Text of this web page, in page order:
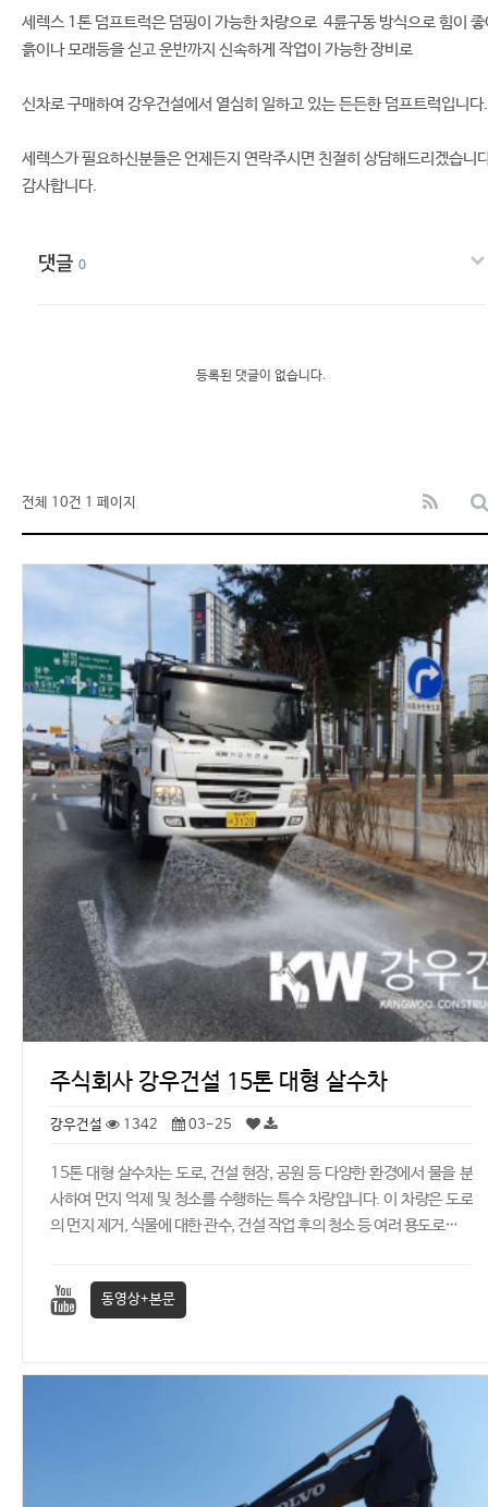
세렉스 1톤 덤프트럭은 덤핑이 가능한 차량으로 4륜구동 방식으로 힘이 좋
흙이나 모래등을 싣고 운반까지 신속하게 작업이 가능한 장비로
신차로 구매하여 강우건설에서 열심히 일하고 있는 든든한 덤프트럭입니다.
세렉스가 필요하신분들은 언제든지 연락주시면 친절히 상담해드리겠습니
감사합니다.
댓글 0
등록된 댓글이 없습니다.
전체 10건 1 페이지
주식회사 강우건설 15톤 대형 살수차
강우건설 1342 03-25
15톤 대형 살수차는 도로, 건설 현장, 공원 등 다양한 환경에서 물을 분
사하여 먼지 억제 및 청소를 수행하는 특수 차량입니다. 이 차량은 도로
의 먼지 제거, 식물에 대한 관수, 건설 작업 후의 청소 등 여러 용도로…
동영상+본문